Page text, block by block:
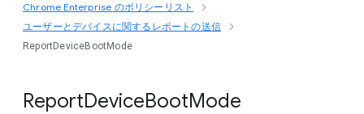
プラットフォーム共通
Chrome 151
Chrome Enterprise のポリシーリスト
ユーザーとデバイスに関するレポートの送信
ReportDeviceBootMode
ReportDeviceBootMode